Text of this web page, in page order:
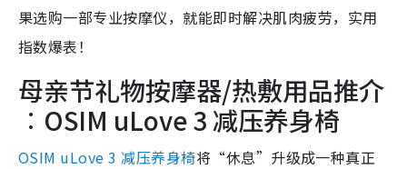
果选购一部专业按摩仪，就能即时解决肌肉疲劳，实用
指数爆表！
母亲节礼物按摩器/热敷用品推介
︰OSIM uLove 3 减压养身椅
OSIM uLove 3 减压养身椅将“休息”升级成一种真正